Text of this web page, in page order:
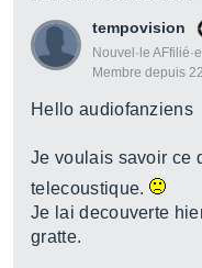
tempovision
Nouvel·le AFfilié·e
Membre depuis
Hello audiofanziens
Je voulais savoir ce
telecoustique.
Je lai decouverte
gratte.